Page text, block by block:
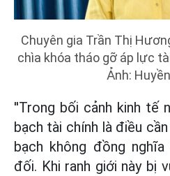
Chuyên gia Trần Thị
chìa khóa tháo gỡ áp lực
Ảnh:
''Trong bối cảnh kinh tế
bạch tài chính là điều
bạch không đồng
đối. Khi ranh giới này bị